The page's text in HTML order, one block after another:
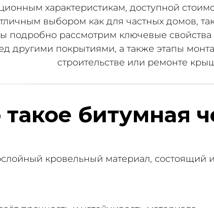
характеристикам, доступной
выбором как для частных домов,
подробно рассмотрим ключевые
другими покрытиями, а также этапы
строительстве или ремонте
такое битумная
кровельный материал, состоящий